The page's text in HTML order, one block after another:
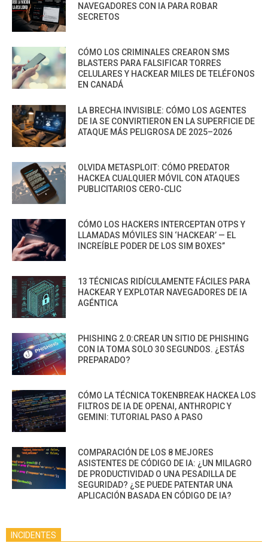
NAVEGADORES CON IA PARA ROBAR
SECRETOS
CÓMO LOS CRIMINALES CREARON SMS
BLASTERS PARA FALSIFICAR TORRES
CELULARES Y HACKEAR MILES DE TELÉFONOS
EN CANADÁ
LA BRECHA INVISIBLE: CÓMO LOS AGENTES
DE IA SE CONVIRTIERON EN LA SUPERFICIE DE
ATAQUE MÁS PELIGROSA DE 2025–2026
OLVIDA METASPLOIT: CÓMO PREDATOR
HACKEA CUALQUIER MÓVIL CON ATAQUES
PUBLICITARIOS CERO-CLIC
CÓMO LOS HACKERS INTERCEPTAN OTPS Y
LLAMADAS MÓVILES SIN ‘HACKEAR’ — EL
INCREÍBLE PODER DE LOS SIM BOXES”
13 TÉCNICAS RIDÍCULAMENTE FÁCILES PARA
HACKEAR Y EXPLOTAR NAVEGADORES DE IA
AGÉNTICA
PHISHING 2.0:CREAR UN SITIO DE PHISHING
CON IA TOMA SOLO 30 SEGUNDOS. ¿ESTÁS
PREPARADO?
CÓMO LA TÉCNICA TOKENBREAK HACKEA LOS
FILTROS DE IA DE OPENAI, ANTHROPIC Y
GEMINI: TUTORIAL PASO A PASO
COMPARACIÓN DE LOS 8 MEJORES
ASISTENTES DE CÓDIGO DE IA: ¿UN MILAGRO
DE PRODUCTIVIDAD O UNA PESADILLA DE
SEGURIDAD? ¿SE PUEDE PATENTAR UNA
APLICACIÓN BASADA EN CÓDIGO DE IA?
INCIDENTES